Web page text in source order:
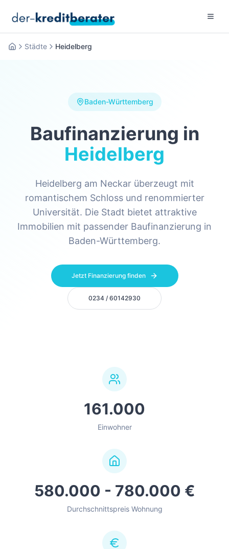
Menu
Startseite
Städte Heidelberg
Baden-Württemberg
Baufinanzierung in
Heidelberg
Heidelberg am Neckar überzeugt mit
romantischem Schloss und renommierter
Universität. Die Stadt bietet attraktive
Immobilien mit passender Baufinanzierung in
Baden-Württemberg.
Jetzt Finanzierung finden
0234 / 60142930
161.000
Einwohner
580.000 - 780.000 €
Durchschnittspreis Wohnung